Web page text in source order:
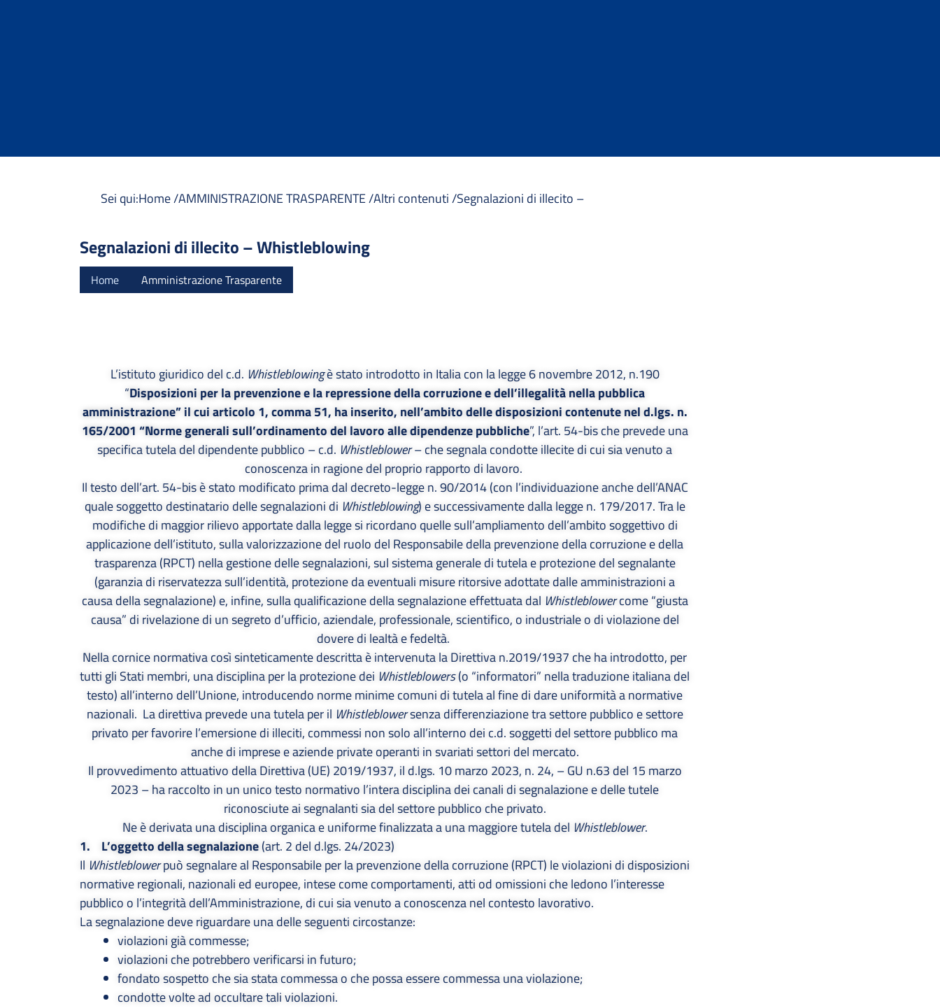
Sei qui:Home /AMMINISTRAZIONE TRASPARENTE /Altri contenuti /Segnalazioni di illecito –
Segnalazioni di illecito – Whistleblowing
Home Amministrazione Trasparente
L’istituto giuridico del c.d. Whistleblowingè stato introdotto in Italia con la legge 6 novembre 2012, n.190
“Disposizioni per la prevenzione e la repressione della corruzione e dell’illegalità nella pubblica
amministrazione” il cui articolo 1, comma 51, ha inserito, nell’ambito delle disposizioni contenute nel d.lgs. n.
165/2001 “Norme generali sull’ordinamento del lavoro alle dipendenze pubbliche”, l’art. 54-bis che prevede una
specifica tutela del dipendente pubblico – c.d. Whistleblower– che segnala condotte illecite di cui sia venuto a
conoscenza in ragione del proprio rapporto di lavoro.
Il testo dell’art. 54-bis è stato modificato prima dal decreto-legge n. 90/2014 (con l’individuazione anche dell’ANAC
quale soggetto destinatario delle segnalazioni di Whistleblowing) e successivamente dalla legge n. 179/2017. Tra le
modifiche di maggior rilievo apportate dalla legge si ricordano quelle sull’ampliamento dell’ambito soggettivo di
applicazione dell’istituto, sulla valorizzazione del ruolo del Responsabile della prevenzione della corruzione e della
trasparenza (RPCT) nella gestione delle segnalazioni, sul sistema generale di tutela e protezione del segnalante
(garanzia di riservatezza sull’identità, protezione da eventuali misure ritorsive adottate dalle amministrazioni a
causa della segnalazione) e, infine, sulla qualificazione della segnalazione effettuata dal Whistleblowercome “giusta
causa” di rivelazione di un segreto d’ufficio, aziendale, professionale, scientifico, o industriale o di violazione del
dovere di lealtà e fedeltà.
Nella cornice normativa così sinteticamente descritta è intervenuta la Direttiva n.2019/1937 che ha introdotto, per
tutti gli Stati membri, una disciplina per la protezione dei Whistleblowers(o “informatori” nella traduzione italiana del
testo) all’interno dell’Unione, introducendo norme minime comuni di tutela al fine di dare uniformità a normative
nazionali. La direttiva prevede una tutela per il Whistleblowersenza differenziazione tra settore pubblico e settore
privato per favorire l’emersione di illeciti, commessi non solo all’interno dei c.d. soggetti del settore pubblico ma
anche di imprese e aziende private operanti in svariati settori del mercato.
Il provvedimento attuativo della Direttiva (UE) 2019/1937, il d.lgs. 10 marzo 2023, n. 24, – GU n.63 del 15 marzo
2023 – ha raccolto in un unico testo normativo l’intera disciplina dei canali di segnalazione e delle tutele
riconosciute ai segnalanti sia del settore pubblico che privato.
Ne è derivata una disciplina organica e uniforme finalizzata a una maggiore tutela del Whistleblower.
1. L’oggetto della segnalazione(art. 2 del d.lgs. 24/2023)
Il Whistleblowerpuò segnalare al Responsabile per la prevenzione della corruzione (RPCT) le violazioni di disposizioni
normative regionali, nazionali ed europee, intese come comportamenti, atti od omissioni che ledono l’interesse
pubblico o l’integrità dell’Amministrazione, di cui sia venuto a conoscenza nel contesto lavorativo.
La segnalazione deve riguardare una delle seguenti circostanze:
violazioni già commesse;
violazioni che potrebbero verificarsi in futuro;
fondato sospetto che sia stata commessa o che possa essere commessa una violazione;
condotte volte ad occultare tali violazioni.